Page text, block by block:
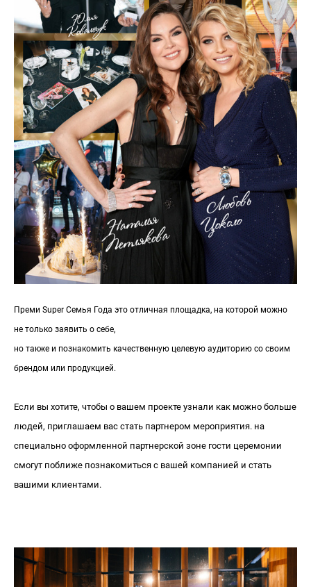
Преми Super Семья Года это отличная площадка, на которой можно
не только заявить о себе,
но также и познакомить качественную целевую аудиторию со своим
брендом или продукцией.
Если вы хотите, чтобы о вашем проекте узнали как можно больше
людей, приглашаем вас стать партнером мероприятия. на
специально оформленной партнерской зоне гости церемонии
смогут поближе познакомиться с вашей компанией и стать
вашими клиентами.